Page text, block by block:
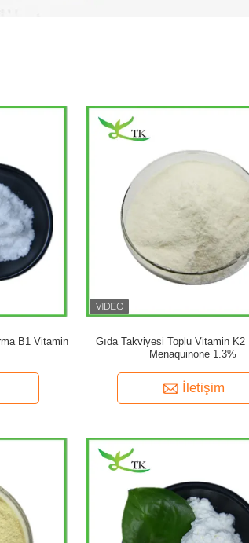
B1 Vitamin
Gıda Takviyesi Toplu Vitamin K2
Menaquinone 1.3%
İletişim